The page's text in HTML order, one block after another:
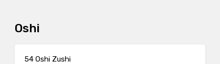
Oshi
54 Oshi Zushi